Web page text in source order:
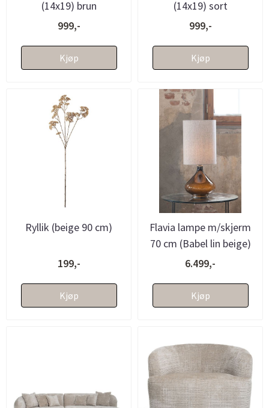
(14x19) brun
999,-
Kjøp
(14x19) sort
999,-
Kjøp
Ryllik (beige 90 cm)
199,-
Kjøp
Flavia lampe m/skjerm
70 cm (Babel lin beige)
6.499,-
Kjøp